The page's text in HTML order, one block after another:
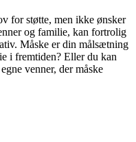
for støtte, men ikke ønsker
og familie, kan fortrolig
Måske er din målsætning
i fremtiden? Eller du kan
venner, der måske